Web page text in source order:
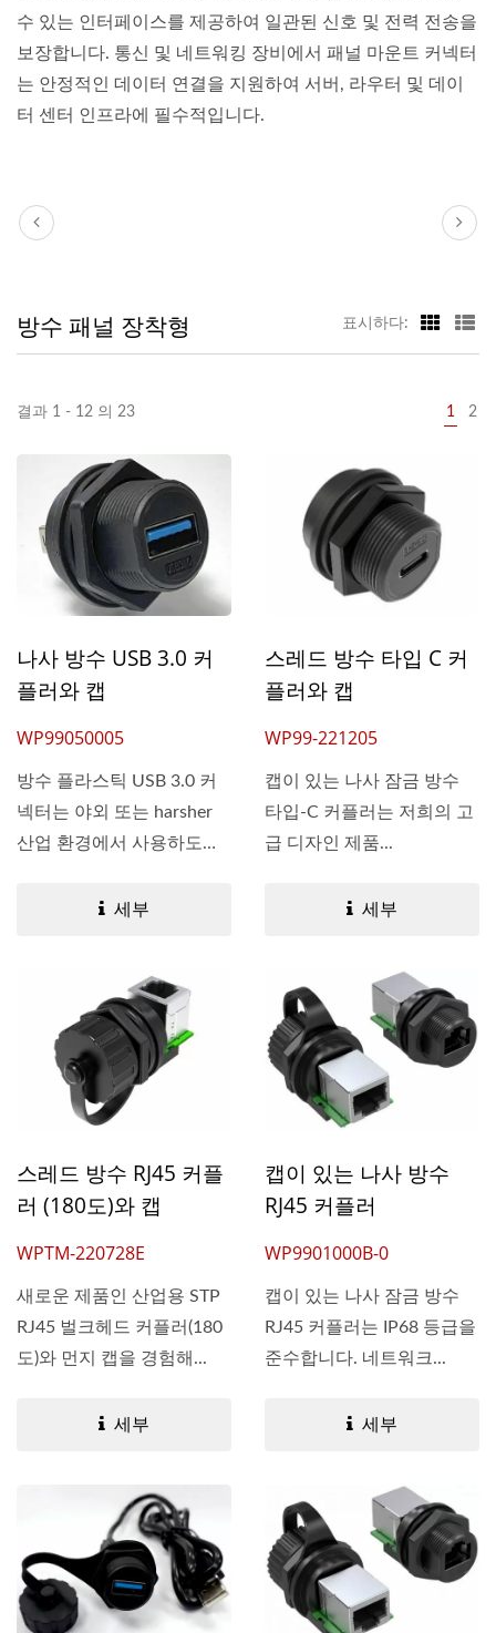
수 있는 인터페이스를 제공하여 일관된 신호 및 전력 전송을
보장합니다. 통신 및 네트워킹 장비에서 패널 마운트 커넥터
는 안정적인 데이터 연결을 지원하여 서버, 라우터 및 데이
터 센터 인프라에 필수적입니다.
방수 패널 장착형 표시하다:
결과 1 - 12 의 23 1 2
나사 방수 USB 3.0 커
플러와 캡
WP99050005
방수 플라스틱 USB 3.0 커
넥터는 야외 또는 harsher
산업 환경에서 사용하도
세부
스레드 방수 타입 C 커
플러와 캡
WP99-221205
캡이 있는 나사 잠금 방수
타입-C 커플러는 저희의 고
급 디자인 제품...
세부
스레드 방수 RJ45 커플
러 (180도)와 캡
WPTM-220728E
새로운 제품인 산업용 STP
RJ45 벌크헤드 커플러(180
도)와 먼지 캡을 경험해...
세부
캡이 있는 나사 방수
RJ45 커플러
WP9901000B-0
캡이 있는 나사 잠금 방수
RJ45 커플러는 IP68 등급을
준수합니다. 네트워크...
세부